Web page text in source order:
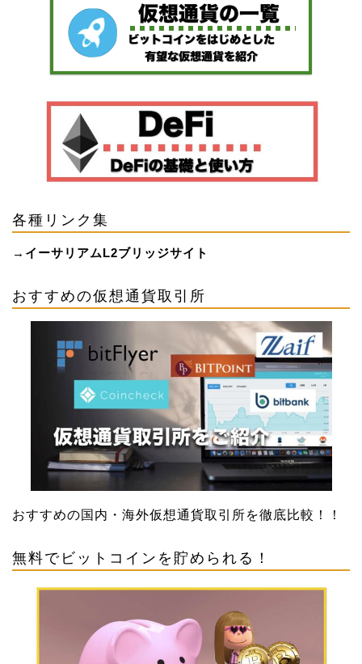
各種リンク集
→ イーサリアムL2ブリッジサイト
おすすめの仮想通貨取引所
おすすめの国内・海外仮想通貨取引所を徹底比較！！
無料でビットコインを貯められる！